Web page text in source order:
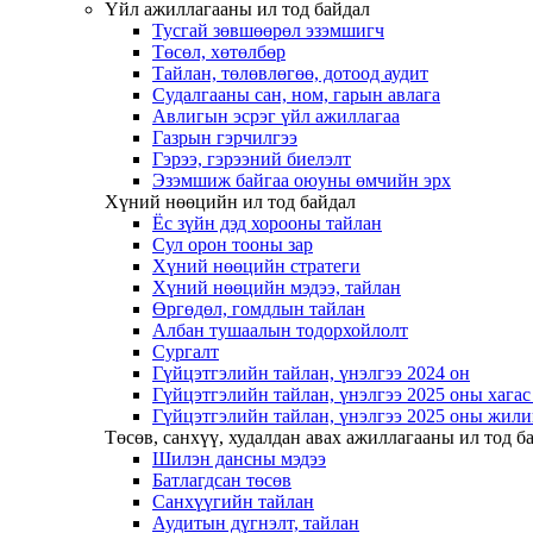
Үйл ажиллагааны ил тод байдал
Тусгай зөвшөөрөл эзэмшигч
Төсөл, хөтөлбөр
Тайлан, төлөвлөгөө, дотоод аудит
Судалгааны сан, ном, гарын авлага
Авлигын эсрэг үйл ажиллагаа
Газрын гэрчилгээ
Гэрээ, гэрээний биелэлт
Эзэмшиж байгаа оюуны өмчийн эрх
Хүний нөөцийн ил тод байдал
Ёс зүйн дэд хорооны тайлан
Сул орон тооны зар
Хүний нөөцийн стратеги
Хүний нөөцийн мэдээ, тайлан
Өргөдөл, гомдлын тайлан
Албан тушаалын тодорхойлолт
Сургалт
Гүйцэтгэлийн тайлан, үнэлгээ 2024 он
Гүйцэтгэлийн тайлан, үнэлгээ 2025 оны
Гүйцэтгэлийн тайлан, үнэлгээ 2025 оны
Төсөв, санхүү, худалдан авах ажиллагааны ил тод
Шилэн дансны мэдээ
Батлагдсан төсөв
Санхүүгийн тайлан
Аудитын дүгнэлт, тайлан